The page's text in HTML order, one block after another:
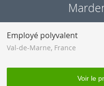
Employé polyvalent
Val-de-Marne, France
Voir le